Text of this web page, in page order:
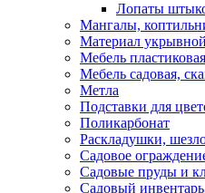
Лопаты
Мангалы,
Материал укрывной
Мебель пластиковая
Мебель садовая,
Метла
Подставки для
Поликарбонат
Раскладушки,
Садовое
Садовые пруды и
Садовый